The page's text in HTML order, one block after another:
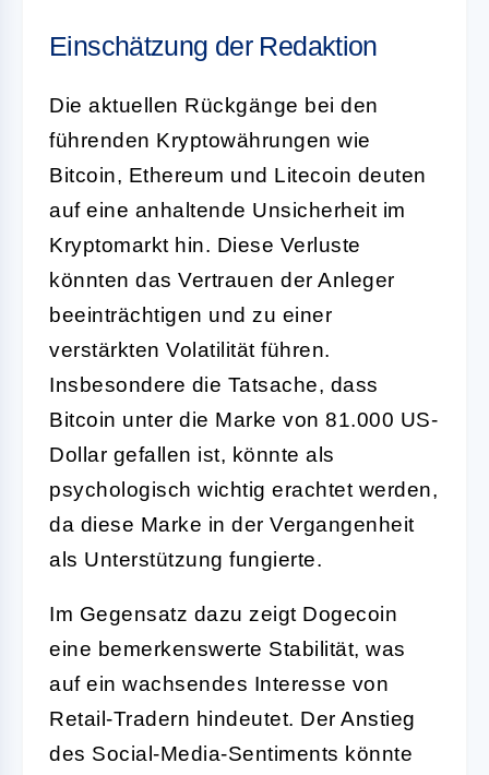
Einschätzung der Redaktion
Die aktuellen Rückgänge bei den
führenden Kryptowährungen wie
Bitcoin, Ethereum und Litecoin deuten
auf eine anhaltende Unsicherheit im
Kryptomarkt hin. Diese Verluste
könnten das Vertrauen der Anleger
beeinträchtigen und zu einer
verstärkten Volatilität führen.
Insbesondere die Tatsache, dass
Bitcoin unter die Marke von 81.000 US-
Dollar gefallen ist, könnte als
psychologisch wichtig erachtet werden,
da diese Marke in der Vergangenheit
als Unterstützung fungierte.
Im Gegensatz dazu zeigt Dogecoin
eine bemerkenswerte Stabilität, was
auf ein wachsendes Interesse von
Retail-Tradern hindeutet. Der Anstieg
des Social-Media-Sentiments könnte